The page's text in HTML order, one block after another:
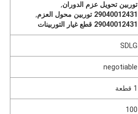
توربين تحويل عزم الدوران,
29040012431 توربين محول العزم
,
29040012431 قطع غيار التوربينات
SDLG
negotiable
1 قطعة
100